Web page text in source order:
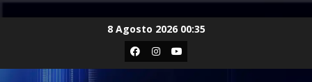
8 Agosto 2026 00:35
Facebook
Instagram
Youtube